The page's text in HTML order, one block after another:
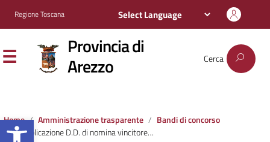
Apri la barra degli strumenti
Regione Toscana
Provincia di
Arezzo Cerca
Home Amministrazione trasparente
Bandi di concorso
Pubblicazione D.D. di nomina vincitore CONCORSO PUBBLICO PER 1 POSTO DI DIRIGENTE INGEGNERE O ARCHITETTO